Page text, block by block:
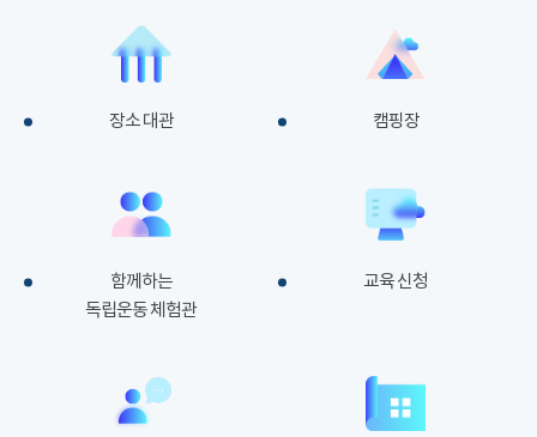
장소 대관 캠핑장
함께하는
독립운동 체험관
교육 신청